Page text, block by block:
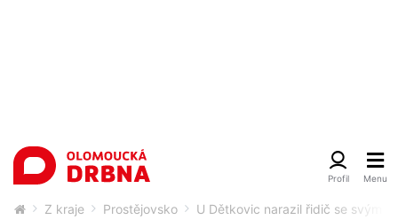
Z kraje Prostějovsko U Dětkovic narazil řidič se svým